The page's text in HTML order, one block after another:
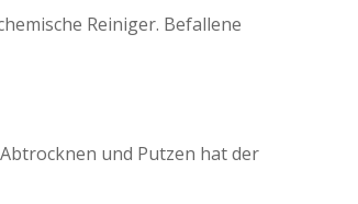
Reiniger. Befallene
und Putzen hat der